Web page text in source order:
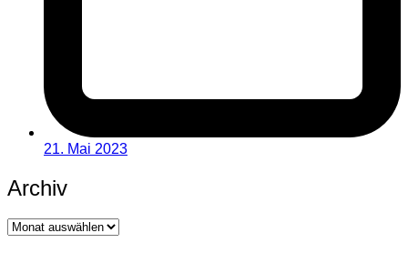
21. Mai 2023
Archiv
Archiv